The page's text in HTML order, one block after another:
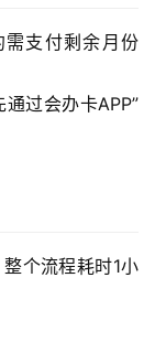
支付剩余月份
过会办卡APP”
个流程耗时1小